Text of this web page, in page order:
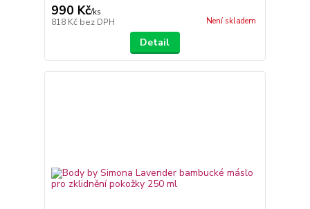
990 Kč/ks
818 Kč bez DPH Není skladem
Detail